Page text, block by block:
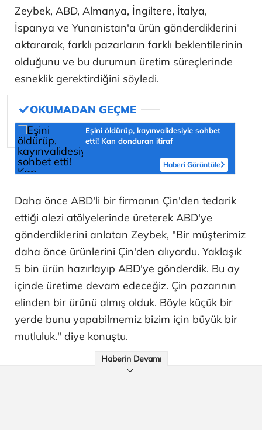
Zeybek, ABD, Almanya, İngiltere, İtalya,
İspanya ve Yunanistan'a ürün gönderdiklerini
aktararak, farklı pazarların farklı beklentilerinin
olduğunu ve bu durumun üretim süreçlerinde
esneklik gerektirdiğini söyledi.
Eşini öldürüp, kayınvalidesiyle sohbet
etti! Kan donduran itiraf
Haberi Görüntüle
Daha önce ABD'li bir firmanın Çin'den tedarik
ettiği alezi atölyelerinde üreterek ABD'ye
gönderdiklerini anlatan Zeybek, "Bir müşterimiz
daha önce ürünlerini Çin'den alıyordu. Yaklaşık
5 bin ürün hazırlayıp ABD'ye gönderdik. Bu ay
içinde üretime devam edeceğiz. Çin pazarının
elinden bir ürünü almış olduk. Böyle küçük bir
yerde bunu yapabilmemiz bizim için büyük bir
mutluluk." diye konuştu.
Haberin Devamı